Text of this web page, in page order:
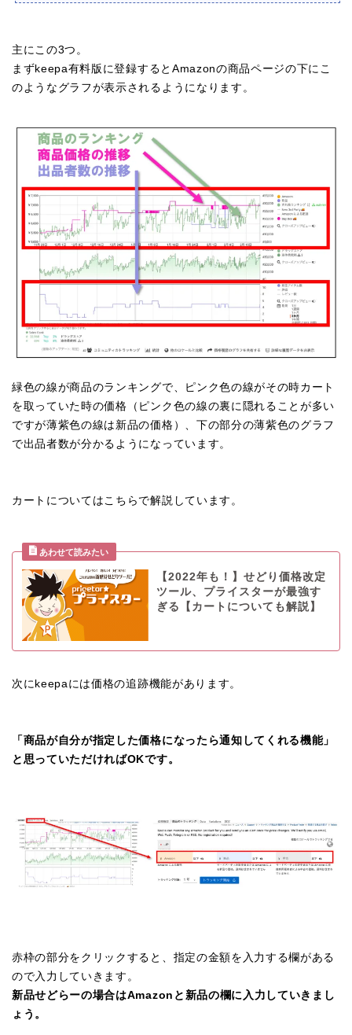
主にこの3つ。
まずkeepa有料版に登録するとAmazonの商品ページの下にこ
のようなグラフが表示されるようになります。
緑色の線が商品のランキングで、ピンク色の線がその時カート
を取っていた時の価格（ピンク色の線の裏に隠れることが多い
ですが薄紫色の線は新品の価格）、下の部分の薄紫色のグラフ
で出品者数が分かるようになっています。
カートについてはこちらで解説しています。
【2022年も！】せどり価格改定
ツール、プライスターが最強す
ぎる【カートについても解説】
次にkeepaには価格の追跡機能があります。
「商品が自分が指定した価格になったら通知してくれる機能」
と思っていただければOKです。
赤枠の部分をクリックすると、指定の金額を入力する欄がある
ので入力していきます。
新品せどらーの場合はAmazonと新品の欄に入力していきまし
ょう。